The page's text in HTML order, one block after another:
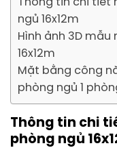
Thông tin chi tiết
ngủ 16x12m
Hình ảnh 3D
16x12m
Mặt bằng công
phòng ngủ 1
Thông tin chi
phòng ngủ